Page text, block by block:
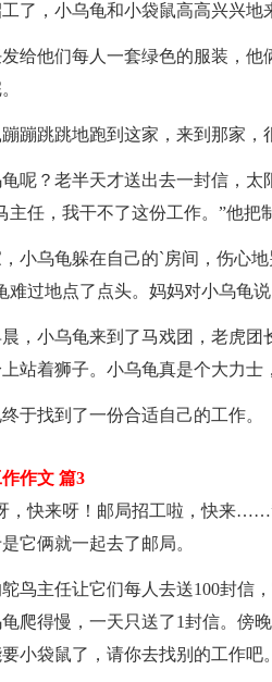
，小乌龟和小袋鼠高高兴兴地
他们每人一套绿色的服装，他
跳跳地跑到这家，来到那家，
？老半天才送出去一封信，太
主任，我干不了这份工作。”他把
乌龟躲在自己的`房间，伤心地
难过地点了点头。妈妈对小乌龟
小乌龟来到了马戏团，老虎团
站着狮子。小乌龟真是个大力士
找到了一份合适自己的工作。
作文 篇3
快来呀！邮局招工啦，快来……”
它俩就一起去了邮局。
主任让它们每人去送100封信，
爬得慢，一天只送了1封信。傍
小袋鼠了，请你去找别的工作吧